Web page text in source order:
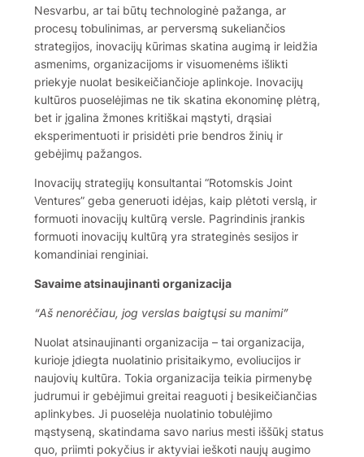
Nesvarbu, ar tai būtų technologinė pažanga, ar
procesų tobulinimas, ar perversmą sukeliančios
strategijos, inovacijų kūrimas skatina augimą ir leidžia
asmenims, organizacijoms ir visuomenėms išlikti
priekyje nuolat besikeičiančioje aplinkoje. Inovacijų
kultūros puoselėjimas ne tik skatina ekonominę plėtrą,
bet ir įgalina žmones kritiškai mąstyti, drąsiai
eksperimentuoti ir prisidėti prie bendros žinių ir
gebėjimų pažangos.
Inovacijų strategijų konsultantai “Rotomskis Joint
Ventures” geba generuoti idėjas, kaip plėtoti verslą, ir
formuoti inovacijų kultūrą versle. Pagrindinis įrankis
formuoti inovacijų kultūrą yra strateginės sesijos ir
komandiniai renginiai.
Savaime atsinaujinanti organizacija
“Aš nenorėčiau, jog verslas baigtųsi su manimi”
Nuolat atsinaujinanti organizacija – tai organizacija,
kurioje įdiegta nuolatinio prisitaikymo, evoliucijos ir
naujovių kultūra. Tokia organizacija teikia pirmenybę
judrumui ir gebėjimui greitai reaguoti į besikeičiančias
aplinkybes. Ji puoselėja nuolatinio tobulėjimo
mąstyseną, skatindama savo narius mesti iššūkį status
quo, priimti pokyčius ir aktyviai ieškoti naujų augimo